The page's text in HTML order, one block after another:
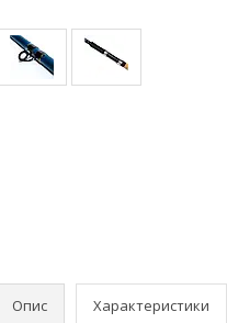
Опис Характеристики